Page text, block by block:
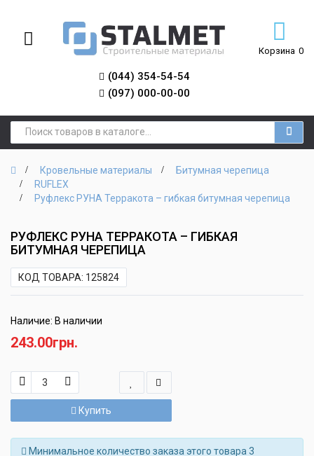
(044) 354-54-54
(097) 000-00-00
Корзина 0
Кровельные материалы
Битумная черепица
RUFLEX
Руфлекс РУНА Терракота – гибкая битумная черепица
РУФЛЕКС РУНА ТЕРРАКОТА – ГИБКАЯ
БИТУМНАЯ ЧЕРЕПИЦА
КОД ТОВАРА: 125824
Наличие: В наличии
243.00грн.
Купить
Минимальное количество заказа этого товара 3